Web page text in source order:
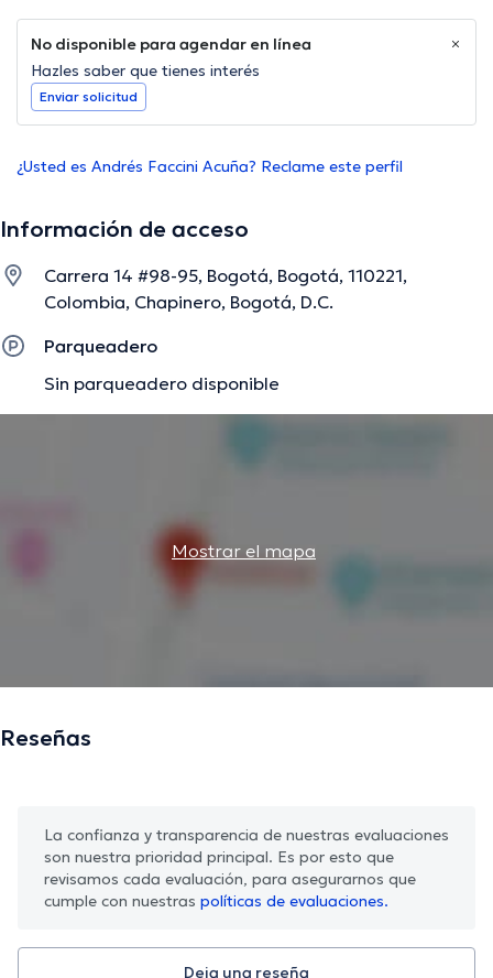
No disponible para agendar en línea
Hazles saber que tienes interés
Enviar solicitud
¿Usted es Andrés Faccini Acuña? Reclame este perfil
Información de acceso
Carrera 14 #98-95, Bogotá, Bogotá, 110221,
Colombia, Chapinero, Bogotá, D.C.
Parqueadero
Sin parqueadero disponible
Mostrar el mapa
Reseñas
La confianza y transparencia de nuestras evaluaciones
son nuestra prioridad principal. Es por esto que
revisamos cada evaluación, para asegurarnos que
cumple con nuestras políticas de evaluaciones.
Deja una reseña